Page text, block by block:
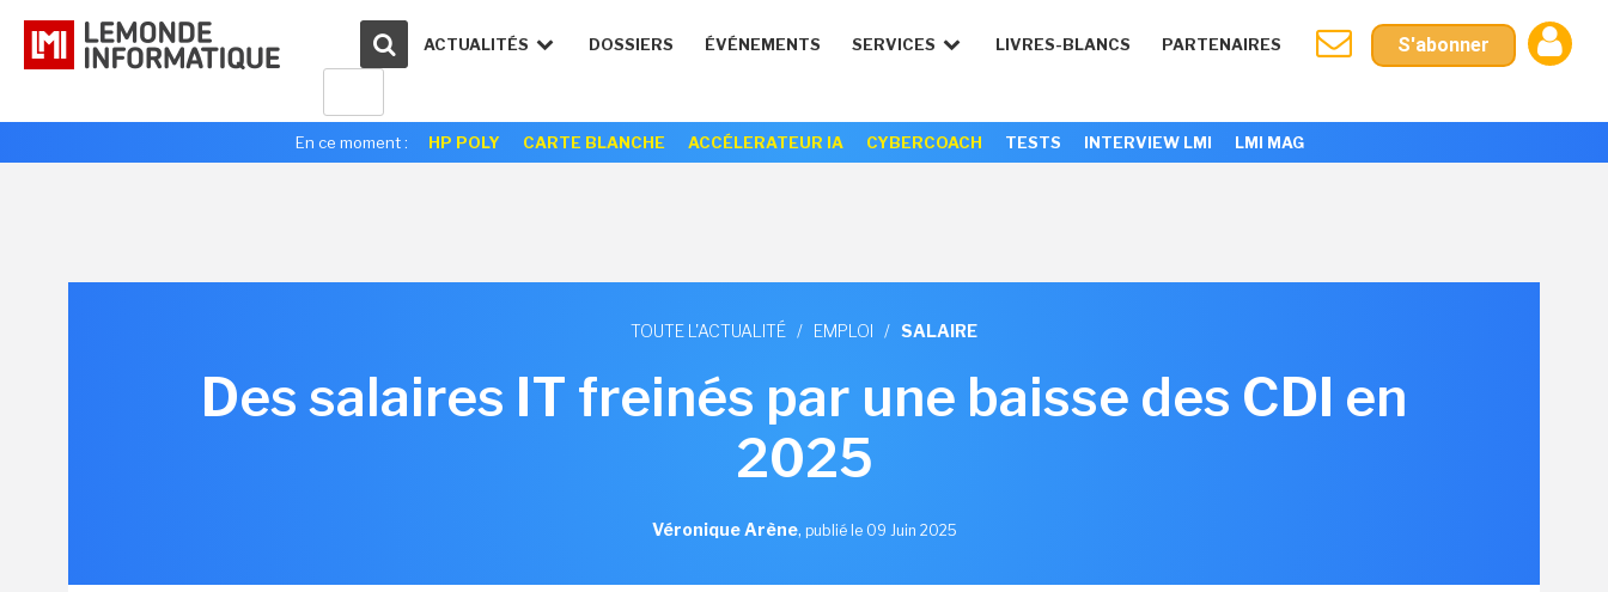
ACTUALITÉS DOSSIERS ÉVÉNEMENTS SERVICES LIVRES-BLANCS PARTENAIRES S'abonner
En ce moment : HP POLY CARTE BLANCHE ACCÉLERATEUR IA CYBERCOACH TESTS INTERVIEW LMI LMI MAG
TOUTE L'ACTUALITÉ / EMPLOI / SALAIRE
Des salaires IT freinés par une baisse des CDI en
2025
Véronique Arène, publié le 09 Juin 2025